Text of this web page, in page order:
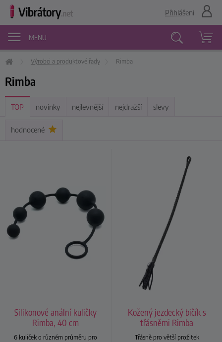
MENU
Přihlášení
Výrobci a produktové řady Rimba
Rimba
TOP novinky nejlevnější nejdražší slevy
hodnocené
Silikonové anální kuličky
Rimba, 40 cm
6 kuliček o různém průměru pro
Kožený jezdecký bičík s
třásněmi Rimba
Třásně pro větší prožitek